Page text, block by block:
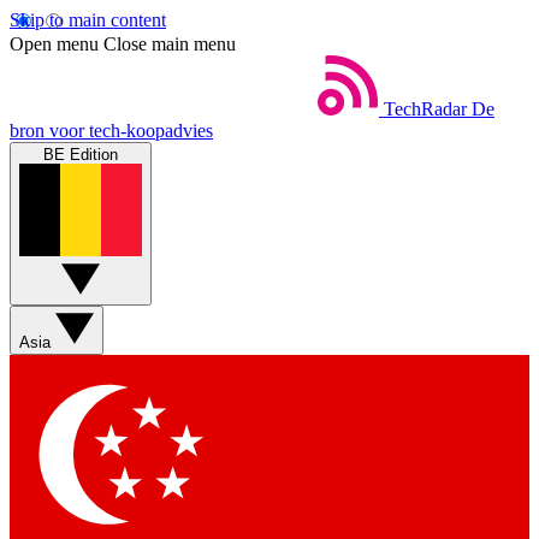
Skip to main content
Open menu Close main menu
TechRadar De
bron voor tech-koopadvies
BE Edition
Asia